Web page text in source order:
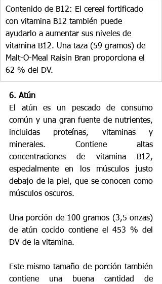
Contenido de B12: El cereal fortificado
con vitamina B12 también puede
ayudarlo a aumentar sus niveles de
vitamina B12. Una taza (59 gramos) de
Malt-O-Meal Raisin Bran proporciona el
62 % del DV.
6. Atún
El atún es un pescado de consumo
común y una gran fuente de nutrientes,
incluidas proteínas, vitaminas y
minerales. Contiene altas
concentraciones de vitamina B12,
especialmente en los músculos justo
debajo de la piel, que se conocen como
músculos oscuros.
Una porción de 100 gramos (3,5 onzas)
de atún cocido contiene el 453 % del
DV de la vitamina.
Este mismo tamaño de porción también
contiene una buena cantidad de